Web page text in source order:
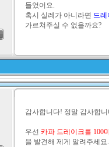
들었어요.
혹시 실례가 아니라면 드
가르쳐주실 수 없을까요?
감사합니다! 정말 감사합
우선 카파 드레이크를 100
을 발견해 제게 알려주세요.